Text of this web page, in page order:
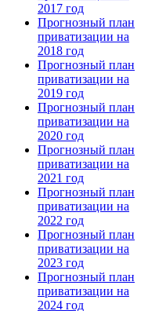
2017 год
Прогнозный план
приватизации на
2018 год
Прогнозный план
приватизации на
2019 год
Прогнозный план
приватизации на
2020 год
Прогнозный план
приватизации на
2021 год
Прогнозный план
приватизации на
2022 год
Прогнозный план
приватизации на
2023 год
Прогнозный план
приватизации на
2024 год